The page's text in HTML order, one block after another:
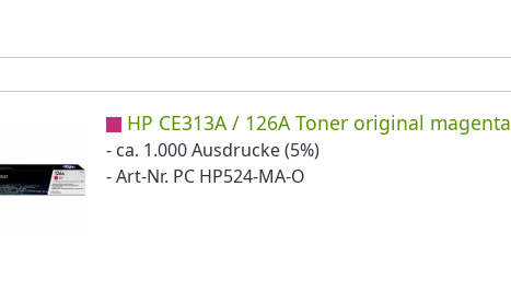
HP CE313A / 126A Toner original magenta
- ca. 1.000 Ausdrucke (5%)
- Art-Nr. PC HP524-MA-O